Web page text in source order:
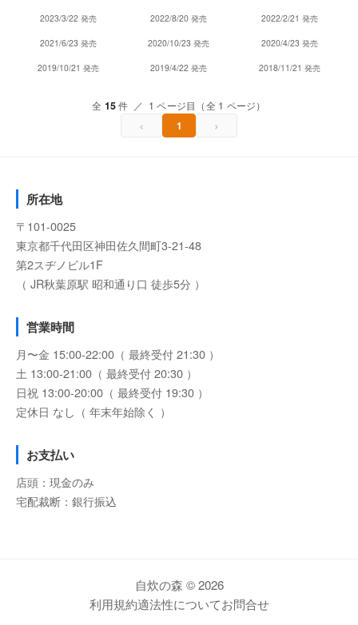
2023/3/22 発売 2022/8/20 発売 2022/2/21 発売
2021/6/23 発売 2020/10/23 発売 2020/4/23 発売
2019/10/21 発売 2019/4/22 発売 2018/11/21 発売
全 15件 ／ 1 ページ目（全 1 ページ）
‹ 1 ›
所在地
〒101-0025
東京都千代田区神田佐久間町3-21-48
第2スヂノビル1F
（ JR秋葉原駅 昭和通り口 徒歩5分 ）
営業時間
月〜金 15:00-22:00（ 最終受付 21:30 ）
土 13:00-21:00（ 最終受付 20:30 ）
日祝 13:00-20:00（ 最終受付 19:30 ）
定休日 なし（ 年末年始除く ）
お支払い
店頭：現金のみ
宅配裁断：銀行振込
自炊の森 © 2026
利用規約適法性についてお問合せ